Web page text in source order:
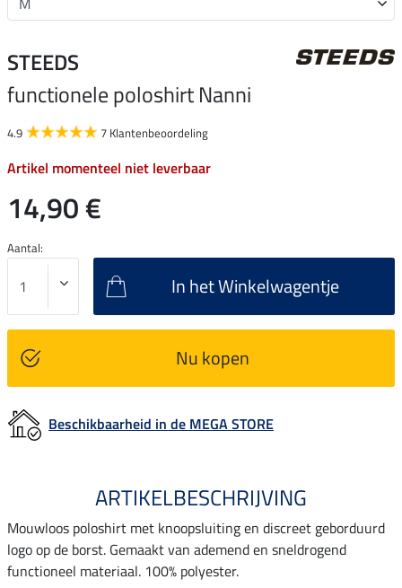
STEEDS
functionele poloshirt Nanni
4.9 7 Klantenbeoordeling
Artikel momenteel niet leverbaar
14,90 €
Aantal:
In het Winkelwagentje
Nu kopen
Beschikbaarheid in de MEGA STORE
ARTIKELBESCHRIJVING
Mouwloos poloshirt met knoopsluiting en discreet geborduurd
logo op de borst. Gemaakt van ademend en sneldrogend
functioneel materiaal. 100% polyester.